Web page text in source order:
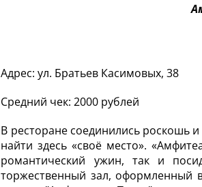
Адрес: ул. Братьев Касимовых, 38
Средний чек: 2000 рублей
В ресторане соединились роскошь
найти здесь «своё место».
романтический ужин, так и
торжественный зал, оформленный